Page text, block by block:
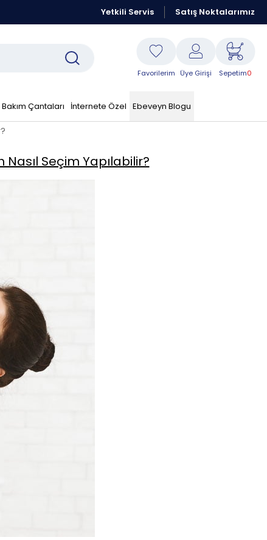
Kraft Resmi Sitesidir Peşin Fiyatına 6 Taksit Fırsatı
Yetkili Servis Satış Noktalarımız
Favorilerim Üye Girişi Sepetim0
Çantaları İnternete Özel Ebeveyn Blogu
Seçim Yapılabilir?